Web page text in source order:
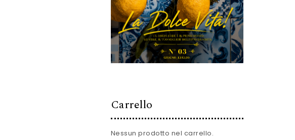
Carrello
Nessun prodotto nel carrello.